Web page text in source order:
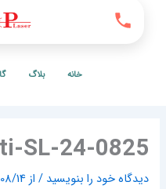
بلاگ گالری
SL-24-
خود را بنویسید / از /2024/08/14